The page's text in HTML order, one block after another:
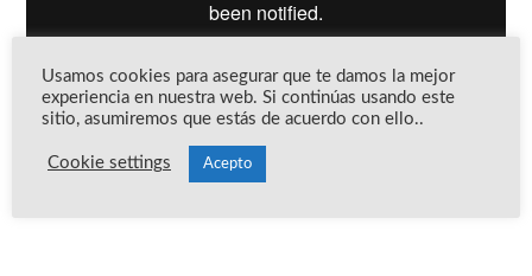
Usamos cookies para asegurar que te damos la mejor
experiencia en nuestra web. Si continúas usando este
sitio, asumiremos que estás de acuerdo con ello..
Cookie settings Acepto